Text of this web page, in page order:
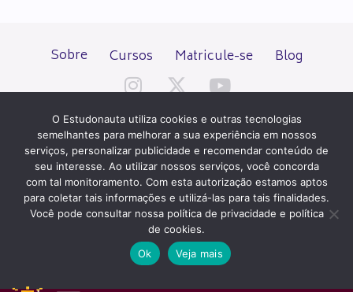
Sobre Cursos Matricule-se Blog
Todos os direitos reservados desde 2000.
PATROCÍNIO E HOSPEDAGEM
O Estudonauta utiliza cookies e outras tecnologias
semelhantes para melhorar a sua experiência em nossos
serviços, personalizar publicidade e recomendar conteúdo de
seu interesse. Ao utilizar nossos serviços, você concorda
com tal monitoramento. Com esta autorização estamos aptos
para coletar tais informações e utilizá-las para tais finalidades.
Você pode consultar nossa política de privacidade e política
de cookies.
Ok
Veja mais